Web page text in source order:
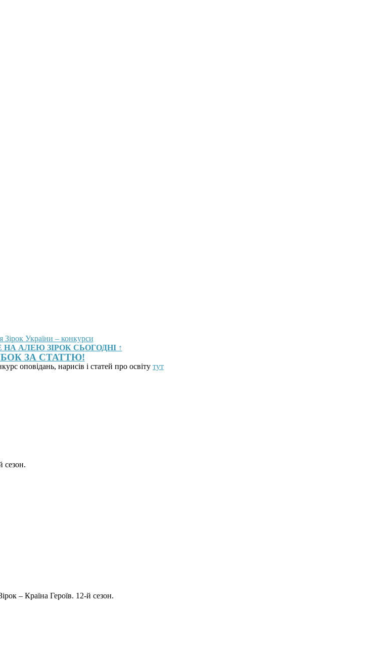
НА АЛЕЮ ЗІРОК СЬОГОДНІ ↑
ЗА СТАТТЮ!
оповідань, нарисів і статей про освіту тут
сезон.
– Країна Героїв. 12-й сезон.